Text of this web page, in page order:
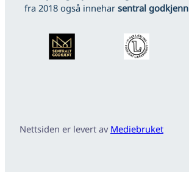
fra 2018 også innehar sentral
Nettsiden er levert av Mediebruket